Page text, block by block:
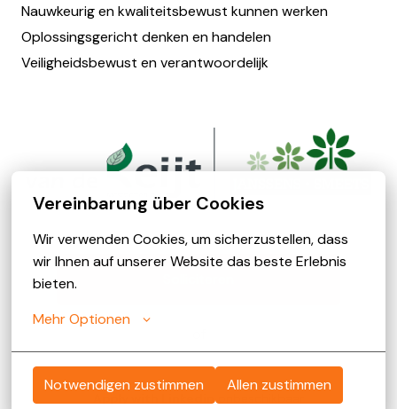
Vereinbarung über Cookies
Wir verwenden Cookies, um sicherzustellen, dass
wir Ihnen auf unserer Website das beste Erlebnis
bieten.
Mehr Optionen
Notwendigen zustimmen Allen zustimmen
Nauwkeurig en kwaliteitsbewust kunnen werken
Oplossingsgericht denken en handelen
Veiligheidsbewust en verantwoordelijk